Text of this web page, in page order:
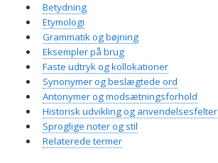
Betydning
Etymologi
Grammatik og bøjning
Eksempler på brug
Faste udtryk og kollokationer
Synonymer og beslægtede ord
Antonymer og modsætningsforhold
Historisk udvikling og anvendelsesfelter
Sproglige noter og stil
Relaterede termer